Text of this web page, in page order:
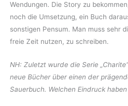
Wendungen. Die Story zu
noch die Umsetzung, ein Buch
sonstigen Pensum. Man muss sehr
freie Zeit nutzen, zu schreiben.
NH: Zuletzt wurde die Serie
neue Bücher über einen der
Sauerbuch. Welchen Eindruck